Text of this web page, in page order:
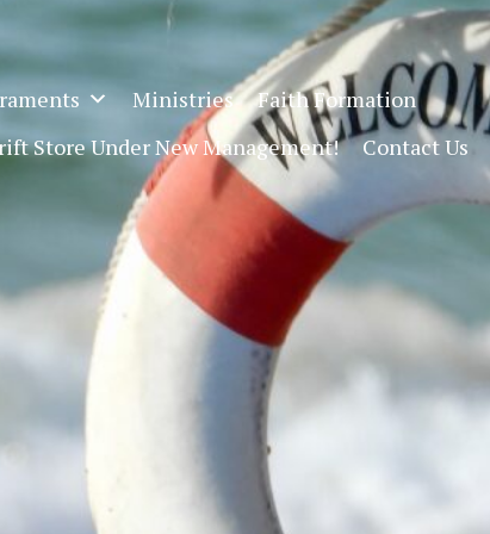
Ministries
Faith Formation
Store Under New Management!
Contact Us